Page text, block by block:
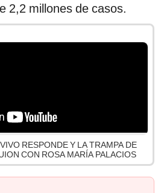
2,2 millones de casos.
RESPONDE Y LA TRAMPA DE
CON ROSA MARÍA PALACIOS